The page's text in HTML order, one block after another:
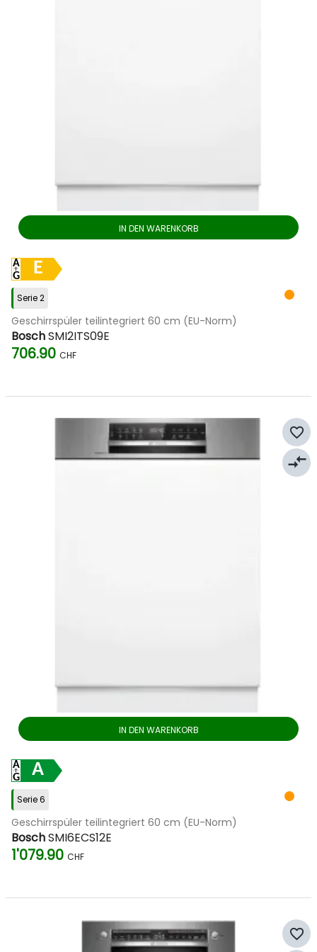
IN DEN WARENKORB
E
Serie 2
Geschirrspüler teilintegriert 60 cm (EU-Norm)
BoschSMI2ITS09E
706.90 CHF
IN DEN WARENKORB
A
Serie 6
Geschirrspüler teilintegriert 60 cm (EU-Norm)
BoschSMI6ECS12E
1'079.90 CHF
favorite_border
compare_arrows
favorite_border